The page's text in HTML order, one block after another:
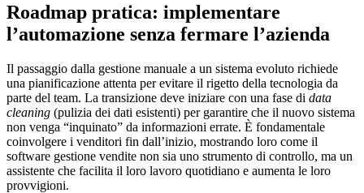
Roadmap pratica: implementare
l’automazione senza fermare l’azienda
Il passaggio dalla gestione manuale a un sistema evoluto richiede
una pianificazione attenta per evitare il rigetto della tecnologia da
parte del team. La transizione deve iniziare con una fase di data
cleaning (pulizia dei dati esistenti) per garantire che il nuovo sistema
non venga “inquinato” da informazioni errate. È fondamentale
coinvolgere i venditori fin dall’inizio, mostrando loro come il
software gestione vendite non sia uno strumento di controllo, ma un
assistente che facilita il loro lavoro quotidiano e aumenta le loro
provvigioni.